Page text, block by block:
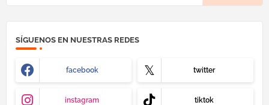
SÍGUENOS EN NUESTRAS REDES
facebook twitter
instagram tiktok